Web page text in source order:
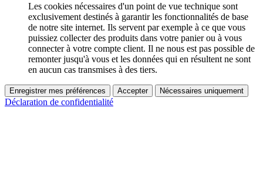
Les cookies nécessaires d'un point de vue technique sont
exclusivement destinés à garantir les fonctionnalités de base
de notre site internet. Ils servent par exemple à ce que vous
puissiez collecter des produits dans votre panier ou à vous
connecter à votre compte client. Il ne nous est pas possible de
remonter jusqu'à vous et les données qui en résultent ne sont
en aucun cas transmises à des tiers.
Enregistrer mes préférences Accepter Nécessaires uniquement
Déclaration de confidentialité